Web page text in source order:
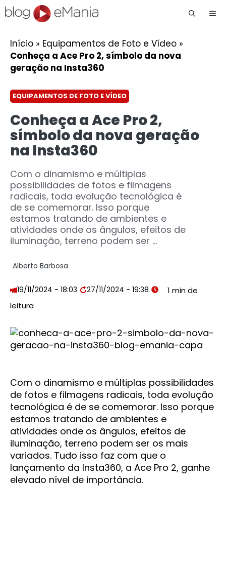
Início » Equipamentos de Foto e Vídeo »
Conheça a Ace Pro 2, símbolo da nova
geração na Insta360
EQUIPAMENTOS DE FOTO E VÍDEO
Conheça a Ace Pro 2,
símbolo da nova geração
na Insta360
Com o dinamismo e múltiplas
possibilidades de fotos e filmagens
radicais, toda evolução tecnológica é
de se comemorar. Isso porque
estamos tratando de ambientes e
atividades onde os ângulos, efeitos de
iluminação, terreno podem ser ...
Alberto Barbosa
19/11/2024 - 18:03 27/11/2024 - 19:38
Com o dinamismo e múltiplas possibilidades
de fotos e filmagens radicais, toda evolução
tecnológica é de se comemorar. Isso porque
estamos tratando de ambientes e
atividades onde os ângulos, efeitos de
iluminação, terreno podem ser os mais
variados. Tudo isso faz com que o
lançamento da Insta360, a Ace Pro 2, ganhe
elevado nível de importância.